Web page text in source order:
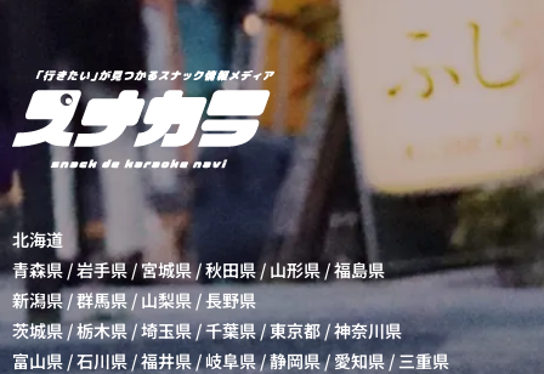
北海道
青森県/岩手県/宮城県/秋田県/ 山形県 /福島県
新潟県/群馬県 / 山梨県 /長野県
茨城県 /栃木県/埼玉県/千葉県/東京都 /神奈川県
富山県 /石川県 /福井県 /岐阜県/静岡県/愛知県/三重県